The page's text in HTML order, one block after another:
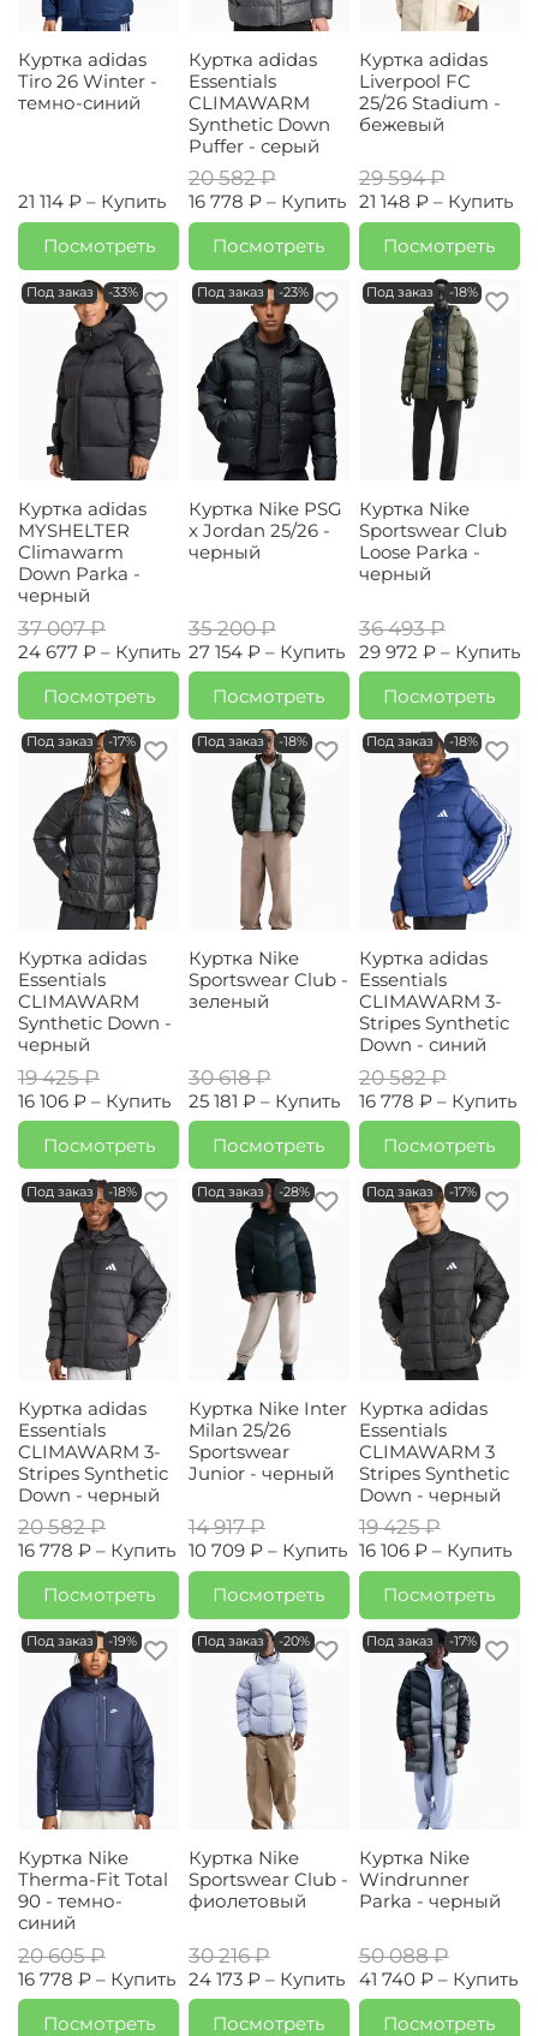
Куртка adidas
Tiro 26 Winter -
темно-синий
21 114 ₽ – Купить
Посмотреть
Куртка adidas
Essentials
CLIMAWARM
Synthetic Down
Puffer - серый
20 582 ₽
16 778 ₽ – Купить
Посмотреть
Куртка adidas
Liverpool FC
25/26 Stadium -
бежевый
29 594 ₽
21 148 ₽ – Купить
Посмотреть
Под заказ -33%
Куртка adidas
MYSHELTER
Climawarm
Down Parka -
черный
37 007 ₽
24 677 ₽ – Купить
Посмотреть
Под заказ -23%
Куртка Nike PSG
x Jordan 25/26 -
черный
35 200 ₽
27 154 ₽ – Купить
Посмотреть
Под заказ -18%
Куртка Nike
Sportswear Club
Loose Parka -
черный
36 493 ₽
29 972 ₽ – Купить
Посмотреть
Под заказ -17%
Куртка adidas
Essentials
CLIMAWARM
Synthetic Down -
черный
19 425 ₽
16 106 ₽ – Купить
Посмотреть
Под заказ -18%
Куртка Nike
Sportswear Club -
зеленый
30 618 ₽
25 181 ₽ – Купить
Посмотреть
Под заказ -18%
Куртка adidas
Essentials
CLIMAWARM 3-
Stripes Synthetic
Down - синий
20 582 ₽
16 778 ₽ – Купить
Посмотреть
Под заказ -18%
Куртка adidas
Essentials
CLIMAWARM 3-
Stripes Synthetic
Down - черный
20 582 ₽
16 778 ₽ – Купить
Посмотреть
Под заказ -28%
Куртка Nike Inter
Milan 25/26
Sportswear
Junior - черный
14 917 ₽
10 709 ₽ – Купить
Посмотреть
Под заказ -17%
Куртка adidas
Essentials
CLIMAWARM 3
Stripes Synthetic
Down - черный
19 425 ₽
16 106 ₽ – Купить
Посмотреть
Под заказ -19%
Куртка Nike
Therma-Fit Total
90 - темно-
синий
20 605 ₽
16 778 ₽ – Купить
Посмотреть
Под заказ -20%
Куртка Nike
Sportswear Club -
фиолетовый
30 216 ₽
24 173 ₽ – Купить
Посмотреть
Под заказ -17%
Куртка Nike
Windrunner
Parka - черный
50 088 ₽
41 740 ₽ – Купить
Посмотреть